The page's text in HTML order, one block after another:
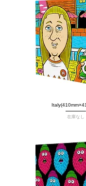
クイック
在庫なし